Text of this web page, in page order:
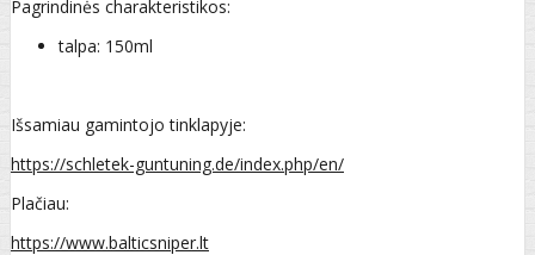
Pagrindinės charakteristikos:
talpa: 150ml
Išsamiau gamintojo tinklapyje:
https://schletek-guntuning.de/index.php/en/
Plačiau:
https://www.balticsniper.lt